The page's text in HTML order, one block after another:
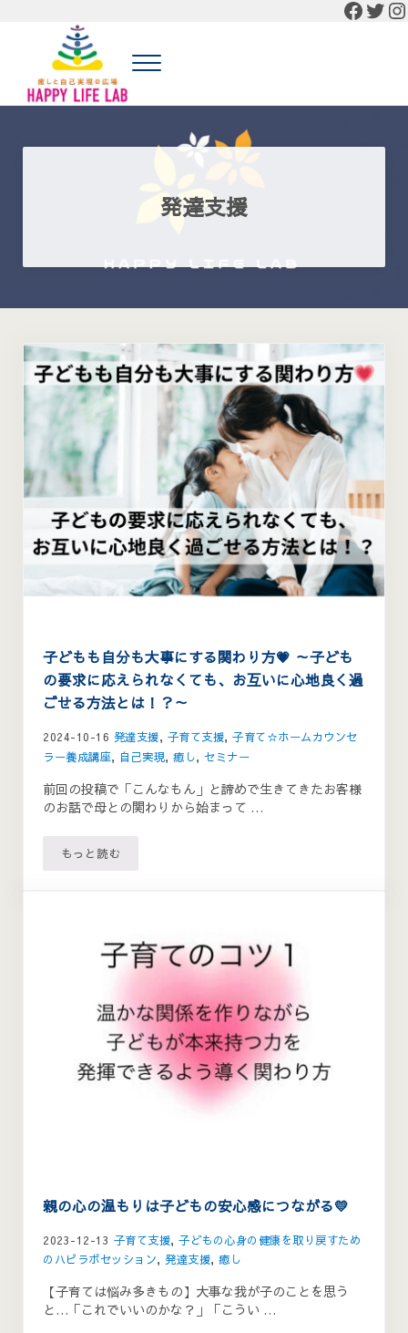
Menu
発達支援
子どもも自分も大事にする関わり方💗 ～子ども
の要求に応えられなくても、お互いに心地良く過
ごせる方法とは！？～
2024-10-16 発達支援, 子育て支援,子育て☆ホームカウンセ
ラー養成講座, 自己実現,癒し,セミナー
前回の投稿で「こんなもん」と諦めで生きてきたお客様
のお話で母との関わりから始まって …
もっと読む子どもも自分も大事にする関わり方💗 ～子どもの要求に
親の心の温もりは子どもの安心感につながる💛
2023-12-13 子育て支援,子どもの心身の健康を取り戻すため
のハピラボセッション,発達支援,癒し
【子育ては悩み多きもの】大事な我が子のことを思う
と…「これでいいのかな？」「こうい …